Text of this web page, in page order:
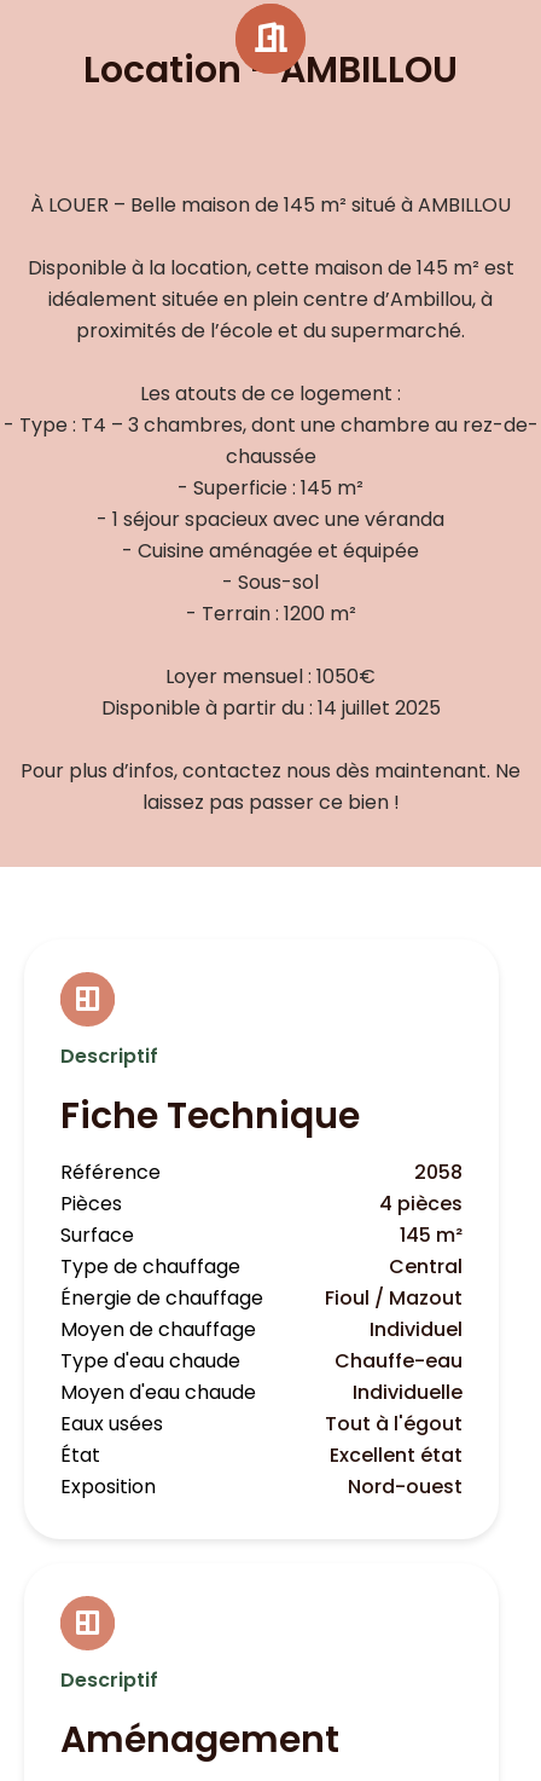
Location - AMBILLOU
À LOUER – Belle maison de 145 m² situé à AMBILLOU
Disponible à la location, cette maison de 145 m² est
idéalement située en plein centre d’Ambillou, à
proximités de l’école et du supermarché.
Les atouts de ce logement :
- Type : T4 – 3 chambres, dont une chambre au rez-de-
chaussée
- Superficie : 145 m²
- 1 séjour spacieux avec une véranda
- Cuisine aménagée et équipée
- Sous-sol
- Terrain : 1200 m²
Loyer mensuel : 1050€
Disponible à partir du : 14 juillet 2025
Pour plus d’infos, contactez nous dès maintenant. Ne
laissez pas passer ce bien !
Descriptif
Fiche Technique
Référence
2058
Pièces
4 pièces
Surface
145 m²
Type de chauffage
Central
Énergie de chauffage
Fioul / Mazout
Moyen de chauffage
Individuel
Type d'eau chaude
Chauffe-eau
Moyen d'eau chaude
Individuelle
Eaux usées
Tout à l'égout
État
Excellent état
Exposition
Nord-ouest
Descriptif
Aménagement